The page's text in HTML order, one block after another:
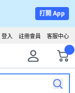
打開 App
客服中心
註冊會員
登入